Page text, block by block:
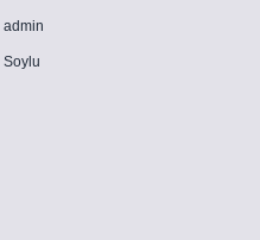
admin
Soylu